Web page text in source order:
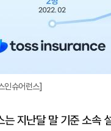
인슈어런스]
는 지난달 말 기준 소